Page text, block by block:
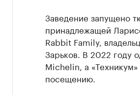
Заведение запущено
принадлежащей
Rabbit Family,
Зарьков. В 2022 году
Michelin, а
посещению.